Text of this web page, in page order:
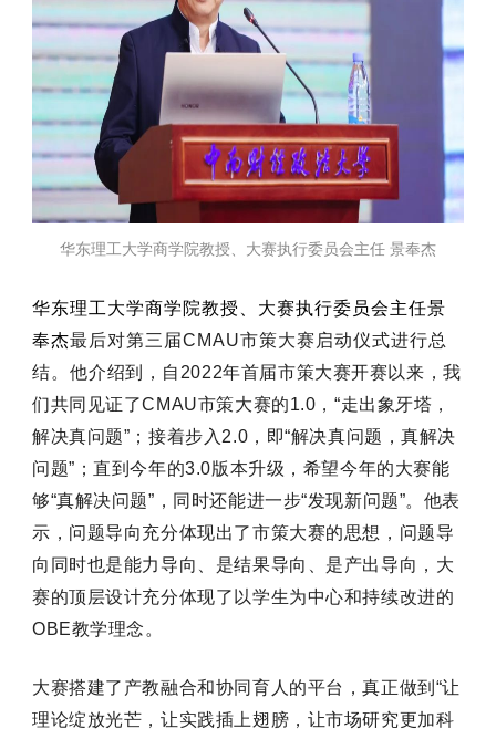
华东理工大学商学院教授、大赛执行委员会主任 景奉杰
华东理工大学商学院教授
、大赛执行委员会主任景
奉杰最后对第三届CMAU市策大赛启动仪式进行总
结。他介绍到，自2022年首届市策大赛开赛以来，我
们共同见证了CMAU市策大赛的1.0，“走出象牙塔，
解决真问题”；接着步入2.0，即“解决真问题，真解决
问题”；直到今年的3.0版本升级，希望今年的大赛能
够“真解决问题”，同时还能进一步“发现新问题”。 他表
示，问题导向充分体现出了市策大赛的思想，问题导
向同时也是能力导向、是结果导向、是产出导向，大
赛的顶层设计充分体现了以学生为中心和持续改进的
OBE教学理念。
大赛搭建了产教融合和协同育人的平台，真正做到 “让
理论绽放光芒，让实践插上翅膀，让市场研究更加科